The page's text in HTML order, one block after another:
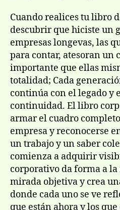
Cuando realices tu libro
descubrir que hiciste un
empresas longevas, las
para contar, atesoran un
importante que ellas
totalidad; Cada
continúa con el legado y
continuidad. El libro
armar el cuadro
empresa y reconocerse
un trabajo y un saber
comienza a adquirir
corporativo da forma a
mirada objetiva y crea
donde cada uno se ve
que están ahora y los